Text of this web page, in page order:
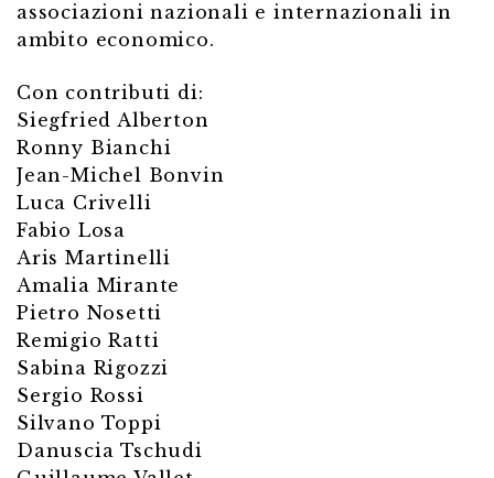
associazioni nazionali e internazionali in
ambito economico.
Con contributi di:
Siegfried Alberton
Ronny Bianchi
Jean-Michel Bonvin
Luca Crivelli
Fabio Losa
Aris Martinelli
Amalia Mirante
Pietro Nosetti
Remigio Ratti
Sabina Rigozzi
Sergio Rossi
Silvano Toppi
Danuscia Tschudi